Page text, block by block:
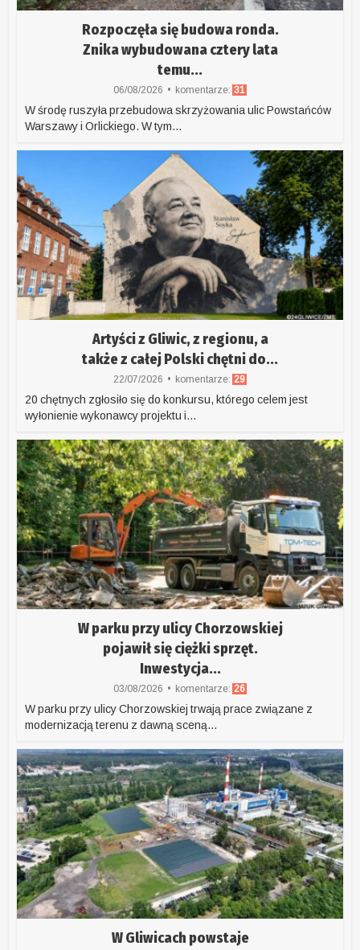
Rozpoczęła się budowa ronda.
Znika wybudowana cztery lata
temu...
06/08/2026 komentarze: 31
W środę ruszyła przebudowa skrzyżowania ulic Powstańców
Warszawy i Orlickiego. W tym...
Artyści z Gliwic, z regionu, a
także z całej Polski chętni do...
22/07/2026 komentarze: 29
20 chętnych zgłosiło się do konkursu, którego celem jest
wyłonienie wykonawcy projektu i...
W parku przy ulicy Chorzowskiej
pojawił się ciężki sprzęt.
Inwestycja...
03/08/2026 komentarze: 26
W parku przy ulicy Chorzowskiej trwają prace związane z
modernizacją terenu z dawną sceną...
W Gliwicach powstaje